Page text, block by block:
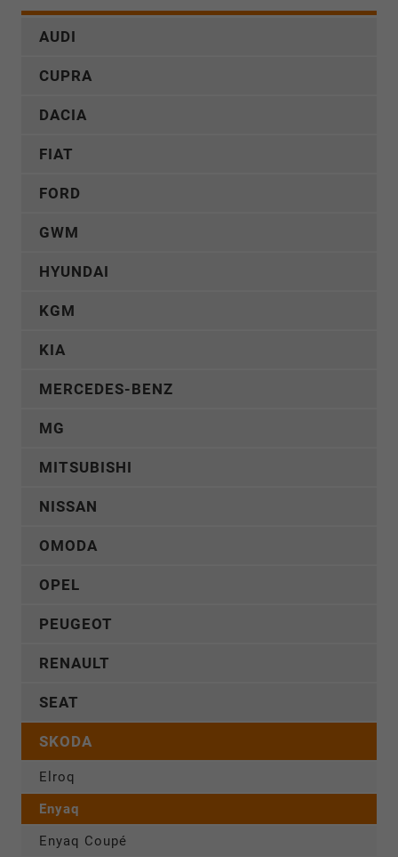
AUDI
CUPRA
DACIA
FIAT
FORD
GWM
HYUNDAI
KGM
KIA
MERCEDES-BENZ
MG
MITSUBISHI
NISSAN
OMODA
OPEL
PEUGEOT
RENAULT
SEAT
SKODA
Elroq
Enyaq
Enyaq Coupé